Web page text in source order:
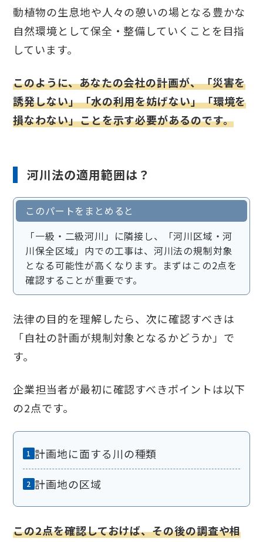
動植物の生息地や人々の憩いの場となる豊かな
自然環境として保全・整備していくことを目指
しています。
このように、あなたの会社の計画が、「災害を
誘発しない」「水の利用を妨げない」「環境を
損なわない」ことを示す必要があるのです。
河川法の適用範囲は？
このパートをまとめると
「一級・二級河川」に隣接し、「河川区域・河
川保全区域」内での工事は、河川法の規制対象
となる可能性が高くなります。まずはこの2点を
確認することが重要です。
法律の目的を理解したら、次に確認すべきは
「自社の計画が規制対象となるかどうか」で
す。
企業担当者が最初に確認すべきポイントは以下
の2点です。
計画地に面する川の種類
計画地の区域
この2点を確認しておけば、その後の調査や相